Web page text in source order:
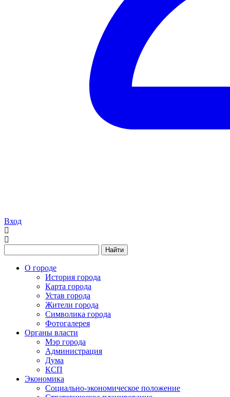
Вход
Найти
О городе
История города
Карта города
Устав города
Жители города
Символика города
Фотогалерея
Органы власти
Мэр города
Администрация
Дума
КСП
Экономика
Социально-экономическое положение